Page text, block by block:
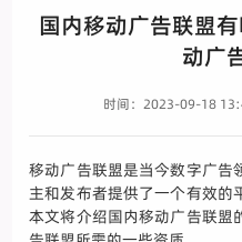
国内移动广告联盟
动广
时间：2023-09-18
移动广告联盟是当今数字广告
主和发布者提供了一个有效的
本文将介绍国内移动广告联盟